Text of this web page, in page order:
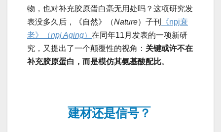
物，也对补充胶原蛋白毫无用处吗？这项研究发
表没多久后，《自然》（Nature）子刊
《npj衰
老》（npj Aging） 在同年11月发表的一项新研
究，又提出了一个颠覆性的视角： 关键或许不在
补充胶原蛋白，而是模仿其氨基酸配比。
建材还是信号？